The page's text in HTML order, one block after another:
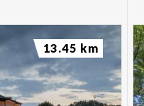
13.45 km